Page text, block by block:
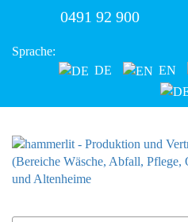
0491 92 900
Sprache:
DE
EN